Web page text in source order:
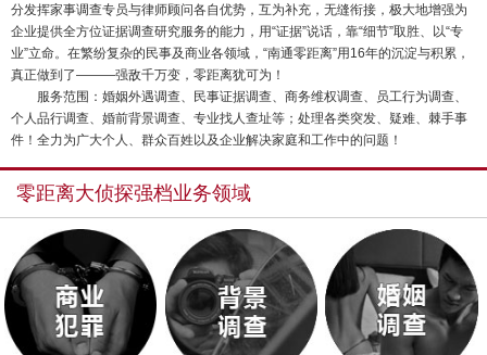
分发挥家事调查专员与律师顾问各自优势，互为补充，无缝衔接，极大地增强为
企业提供全方位证据调查研究服务的能力，用“证据”说话，靠“细节”取胜、以“专
业”立命。在繁纷复杂的民事及商业各领域，“南通零距离”用16年的沉淀与积累，
真正做到了———强敌千万变，零距离犹可为！
服务范围：婚姻外遇调查、民事证据调查、商务维权调查、员工行为调查、
个人品行调查、婚前背景调查、专业找人查址等；处理各类突发、疑难、棘手事
件！全力为广大个人、群众百姓以及企业解决家庭和工作中的问题！
零距离大侦探强档业务领域